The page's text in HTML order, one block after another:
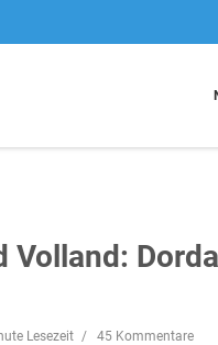
Volland:
Lesezeit 45 Kommentare